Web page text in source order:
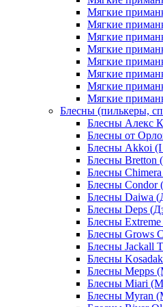
Мягкие
Мягкие
Мягкие
Мягкие
Мягкие
Мягкие
Мягкие
Мягкие
Блесны (пилькеры,
Блесны Алекс
Блесны от
Блесны Akkoi
Блесны Bretton
Блесны
Блесны Condor
Блесны Daiwa
Блесны Deps
Блесны
Блесны Grows
Блесны Jackall
Блесны
Блесны Mepps
Блесны Miari
Блесны Myran